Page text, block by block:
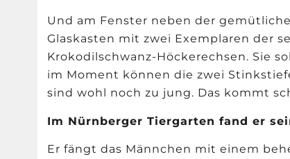
Und am Fenster neben der
Glaskasten mit zwei Exemplaren der
Krokodilschwanz-Höckerechsen. Sie
im Moment können die zwei
sind wohl noch zu jung. Das kommt
Im Nürnberger Tiergarten fand er
Er fängt das Männchen mit einem